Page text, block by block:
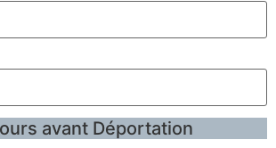
avant Déportation